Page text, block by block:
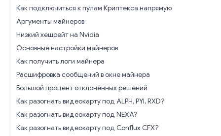
Как подключиться к пулам Криптекса напрямую
Аргументы майнеров
Низкий хешрейт на Nvidia
Основные настройки майнеров
Как получить логи майнера
Расшифровка сообщений в окне майнера
Большой процент отклонённых решений
Как разогнать видеокарту под ALPH, PYI, RXD?
Как разогнать видеокарту под NEXA?
Как разогнать видеокарту под Conflux CFX?